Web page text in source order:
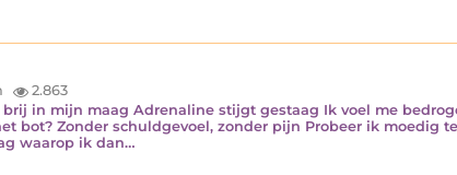
2.863
in mijn maag Adrenaline stijgt gestaag Ik voel me
bot? Zonder schuldgevoel, zonder pijn Probeer ik moedig
waarop ik dan…